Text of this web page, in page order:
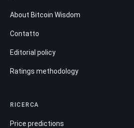
About Bitcoin Wisdom
Contatto
Editorial policy
Ratings methodology
RICERCA
Price predictions